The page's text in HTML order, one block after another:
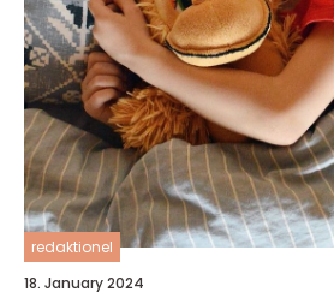
redaktionel
18. January 2024